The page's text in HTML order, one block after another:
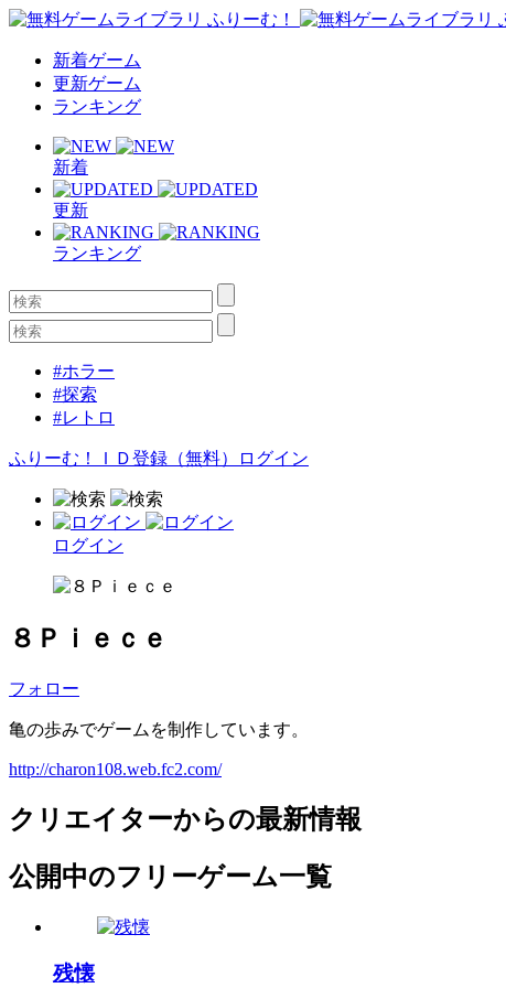
新着ゲーム
更新ゲーム
ランキング
新着
更新
ランキング
#ホラー
#探索
#レトロ
ふりーむ！ＩＤ登録（無料） ログイン
ログイン
８Ｐｉｅｃｅ
フォロー
亀の歩みでゲームを制作しています。
http://charon108.web.fc2.com/
クリエイターからの最新情報
公開中のフリーゲーム一覧
残懐